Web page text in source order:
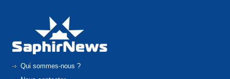
Qui sommes-nous ?